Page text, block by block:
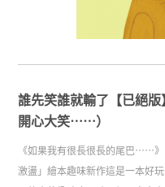
誰先笑誰就輸了【已絕
開心大笑⋯⋯）
《如果我有很長很長的尾巴⋯⋯
激盪」繪本趣味新作這是一本好